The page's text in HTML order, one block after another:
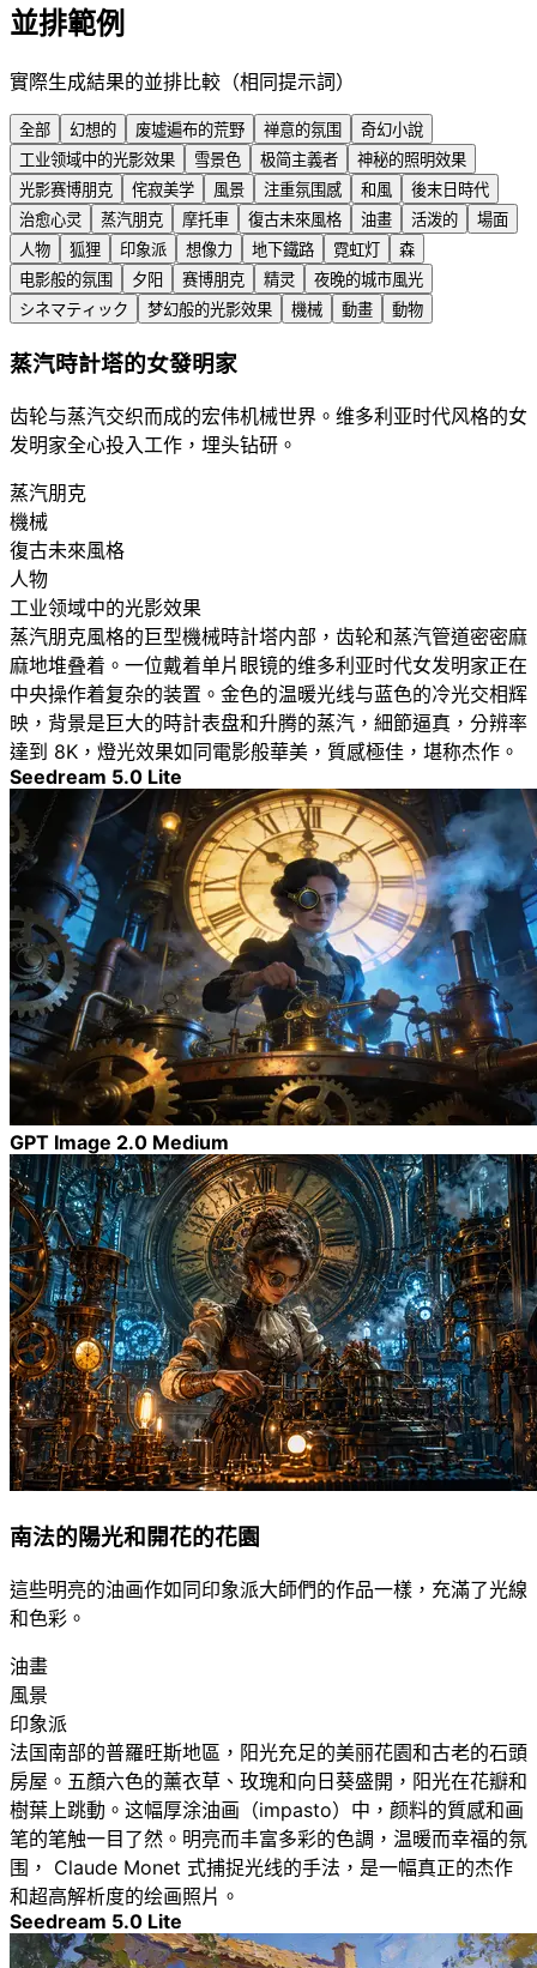
並排範例
實際生成結果的並排比較（相同提示詞）
全部 幻想的 废墟遍布的荒野 禅意的氛围
奇幻小說
工业领域中的光影效果
雪景色 极简主義者
神秘的照明效果
光影赛博朋克
侘寂美学 風景 注重氛围感 和風
後末日時代
治愈心灵
蒸汽朋克 摩托車 復古未來風格 油畫 活泼的
場面
人物
狐狸 印象派 想像力 地下鐵路 霓虹灯
森
电影般的氛围
夕阳 赛博朋克 精灵
夜晚的城市風光
シネマティック
梦幻般的光影效果 機械 動畫 動物
蒸汽時計塔的女發明家
齿轮与蒸汽交织而成的宏伟机械世界。维多利亚时代风格的女
发明家全心投入工作，埋头钻研。
蒸汽朋克
機械
復古未來風格
人物
工业领域中的光影效果
蒸汽朋克風格的巨型機械時計塔内部，齿轮和蒸汽管道密密麻
麻地堆叠着。一位戴着单片眼镜的维多利亚时代女发明家正在
中央操作着复杂的装置。金色的温暖光线与蓝色的冷光交相辉
映，背景是巨大的時計表盘和升腾的蒸汽，細節逼真，分辨率
達到 8K，燈光效果如同電影般華美，質感極佳，堪称杰作。
Seedream 5.0 Lite
GPT Image 2.0 Medium
南法的陽光和開花的花園
這些明亮的油画作如同印象派大師們的作品一樣，充滿了光線
和色彩。
油畫
風景
印象派
法国南部的普羅旺斯地區，阳光充足的美丽花園和古老的石頭
房屋。五顏六色的薰衣草、玫瑰和向日葵盛開，阳光在花瓣和
樹葉上跳動。这幅厚涂油画（impasto）中，颜料的質感和画
笔的笔触一目了然。明亮而丰富多彩的色調，温暖而幸福的氛
围， Claude Monet 式捕捉光线的手法，是一幅真正的杰作
和超高解析度的绘画照片。
Seedream 5.0 Lite